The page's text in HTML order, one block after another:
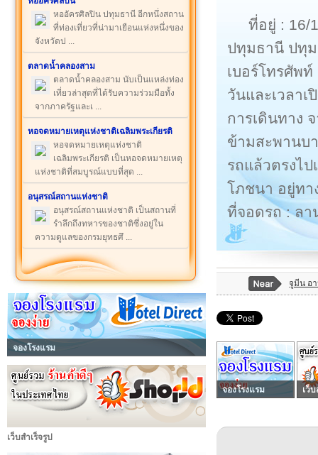
หออัครศิลปิน ปทุมธานี อีกหนึ่งสถาน
ที่ท่องเที่ยวที่น่ามาเยือนแห่งหนึ่งของ
จังหวัดป ...
ตลาดน้ำคลองสาม
ตลาดน้ำคลองสาม นับเป็นแหล่งท่อง
เที่ยวล่าสุดที่ได้รับความร่วมมือทั้ง
จากภาครัฐและเ ...
หอจดหมายเหตุแห่งชาติเฉลิมพระเกียรติ
หอจดหมายเหตุแห่งชาติ
เฉลิมพระเกียรติ เป็นหอจดหมายเหตุ
แห่งชาติที่สมบูรณ์แบบที่สุด ...
อนุสรณ์สถานแห่งชาติ
อนุสรณ์สถานแห่งชาติ เป็นสถานที่
รำลึกถึงทหารของชาติซึ่งอยู่ใน
ความดูแลของกรมยุทธศึ ...
จองโรงแรม
เว็บสำเร็จรูป
ที่อยู่ : 16/
ปทุมธานี ปทุ
เบอร์โทรศัพท์
วันและเวลา
การเดินทาง
ข้ามสะพานบ
รถแล้วตรงไ
โภชนา อยู่ท
ที่จอดรถ : ลา
จูมีน อ
จองโรงแรม เว็